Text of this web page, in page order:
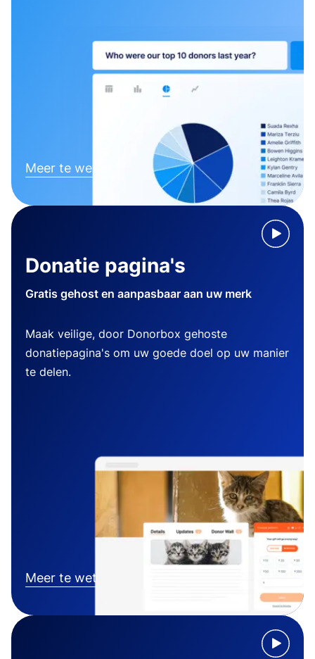
Meer te weten komen
Donatie pagina's
Gratis gehost en aanpasbaar aan uw merk
Maak veilige, door Donorbox gehoste
donatiepagina's om uw goede doel op uw manier
te delen.
Meer te weten komen